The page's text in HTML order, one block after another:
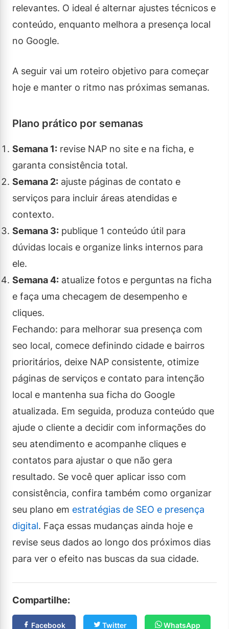
relevantes. O ideal é alternar ajustes técnicos e
conteúdo, enquanto melhora a presença local
no Google.
A seguir vai um roteiro objetivo para começar
hoje e manter o ritmo nas próximas semanas.
Plano prático por semanas
Semana 1: revise NAP no site e na ficha, e
garanta consistência total.
Semana 2: ajuste páginas de contato e
serviços para incluir áreas atendidas e
contexto.
Semana 3: publique 1 conteúdo útil para
dúvidas locais e organize links internos para
ele.
Semana 4: atualize fotos e perguntas na ficha
e faça uma checagem de desempenho e
cliques.
Fechando: para melhorar sua presença com
seo local, comece definindo cidade e bairros
prioritários, deixe NAP consistente, otimize
páginas de serviços e contato para intenção
local e mantenha sua ficha do Google
atualizada. Em seguida, produza conteúdo que
ajude o cliente a decidir com informações do
seu atendimento e acompanhe cliques e
contatos para ajustar o que não gera
resultado. Se você quer aplicar isso com
consistência, confira também como organizar
seu plano em estratégias de SEO e presença
digital. Faça essas mudanças ainda hoje e
revise seus dados ao longo dos próximos dias
para ver o efeito nas buscas da sua cidade.
Compartilhe:
Facebook Twitter WhatsApp